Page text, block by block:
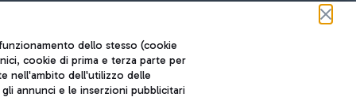
dello stesso (cookie
cookie di prima e terza parte per
nell'ambito dell'utilizzo delle
annunci e le inserzioni pubblicitari